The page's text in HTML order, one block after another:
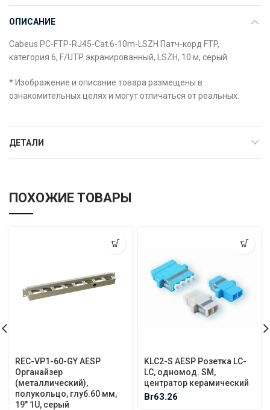
ОПИСАНИЕ
Cabeus PC-FTP-RJ45-Cat.6-10m-LSZH Патч-корд FTP,
категория 6, F/UTP экранированный, LSZH, 10 м, серый
* Изображение и описание товара размещены в
ознакомительных целях и могут отличаться от реальных.
ДЕТАЛИ
ПОХОЖИЕ ТОВАРЫ
REC-VP1-60-GY AESP
Органайзер
(металлический),
полукольцо, глуб.60 мм,
19″ 1U, серый
KLC2-S AESP Розетка LC-
LC, одномод. SМ,
центратор керамический
Br63.26